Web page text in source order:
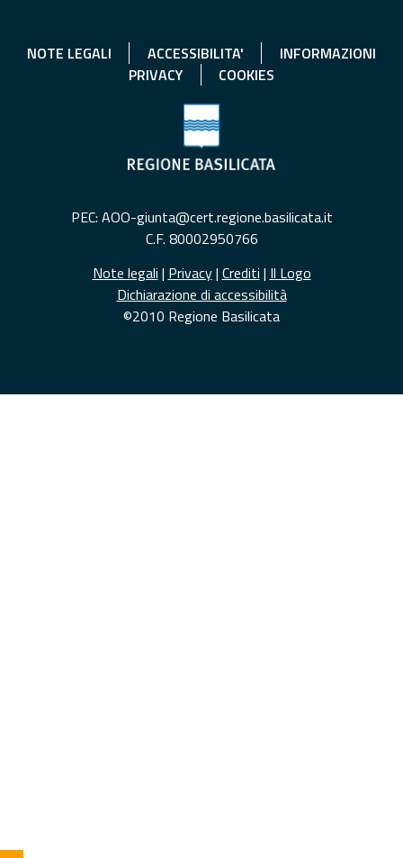
NOTE LEGALI ACCESSIBILITA'
INFORMAZIONI
PRIVACY
COOKIES
PEC: AOO-giunta@cert.regione.basilicata.it
C.F. 80002950766
Note legali | Privacy| Crediti | Il Logo
Dichiarazione di accessibilità
©2010 Regione Basilicata